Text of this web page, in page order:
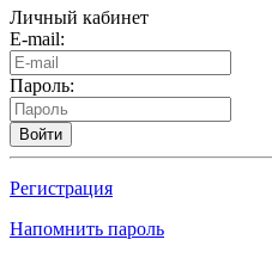
Личный кабинет
E-mail:
Пароль:
Войти
Регистрация
Напомнить пароль